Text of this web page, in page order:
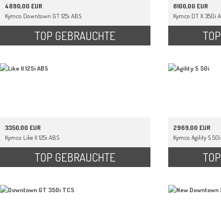
4890,00 EUR
Kymco Downtown GT 125i ABS
TOP GEBRAUCHTE
6100,00 EUR
Kymco DT X 350i
3350,00 EUR
Kymco Like II 125i ABS
TOP GEBRAUCHTE
2969,00 EUR
Kymco Agility S 50i